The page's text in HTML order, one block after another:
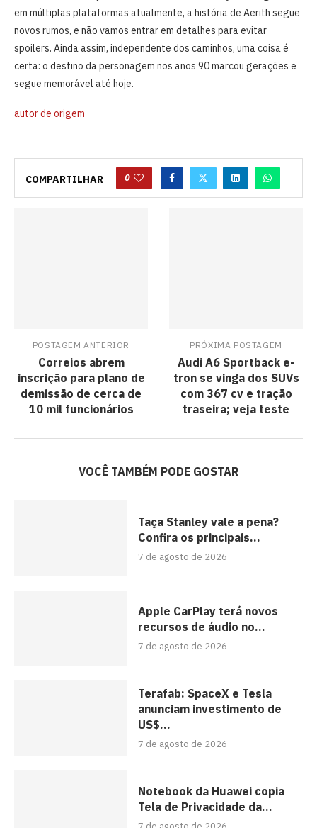
em múltiplas plataformas atualmente, a história de Aerith segue
novos rumos, e não vamos entrar em detalhes para evitar
spoilers. Ainda assim, independente dos caminhos, uma coisa é
certa: o destino da personagem nos anos 90 marcou gerações e
segue memorável até hoje.
autor de origem
COMPARTILHAR 0
POSTAGEM ANTERIOR
Correios abrem
inscrição para plano de
demissão de cerca de
10 mil funcionários
PRÓXIMA POSTAGEM
Audi A6 Sportback e-
tron se vinga dos SUVs
com 367 cv e tração
traseira; veja teste
VOCÊ TAMBÉM PODE GOSTAR
Taça Stanley vale a pena?
Confira os principais...
7 de agosto de 2026
Apple CarPlay terá novos
recursos de áudio no...
7 de agosto de 2026
Terafab: SpaceX e Tesla
anunciam investimento de
US$...
7 de agosto de 2026
Notebook da Huawei copia
Tela de Privacidade da...